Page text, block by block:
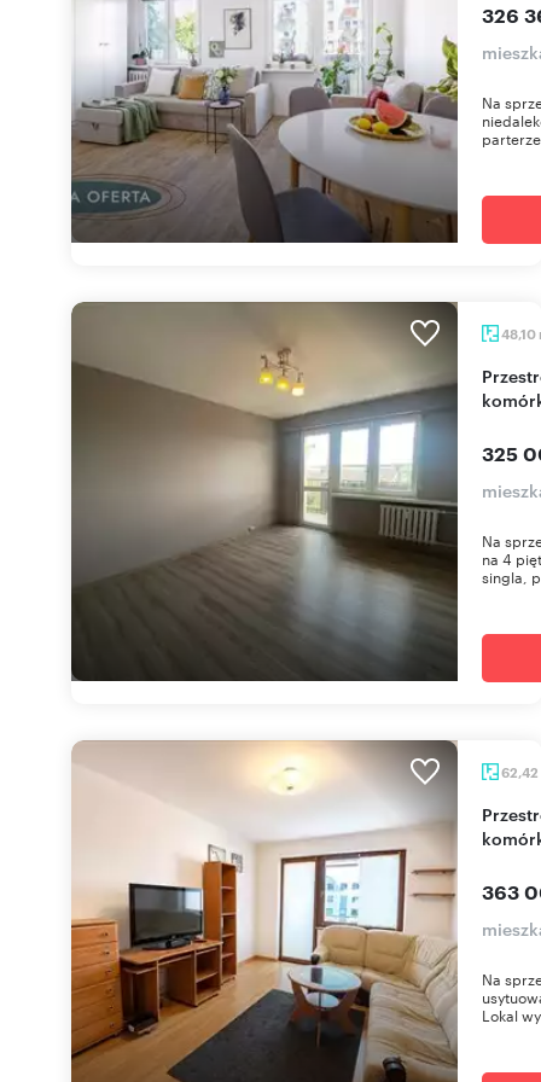
326
Na
48,10
Przestronne 2-pokojowe mieszkanie z balkonem i
325
Na
na 4
singla,
62,42
Przestronne 3-pokojowe mieszkanie z balkonem i
363
Na
Lokal